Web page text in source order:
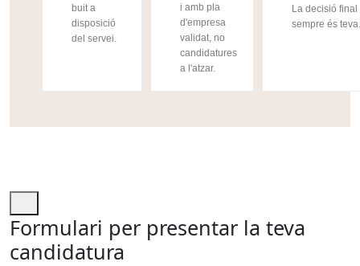
buit a
disposició
del servei.
i amb pla
d'empresa
validat, no
candidatures
a l'atzar.
La decisió final
sempre és teva.
Formulari per presentar la teva
candidatura